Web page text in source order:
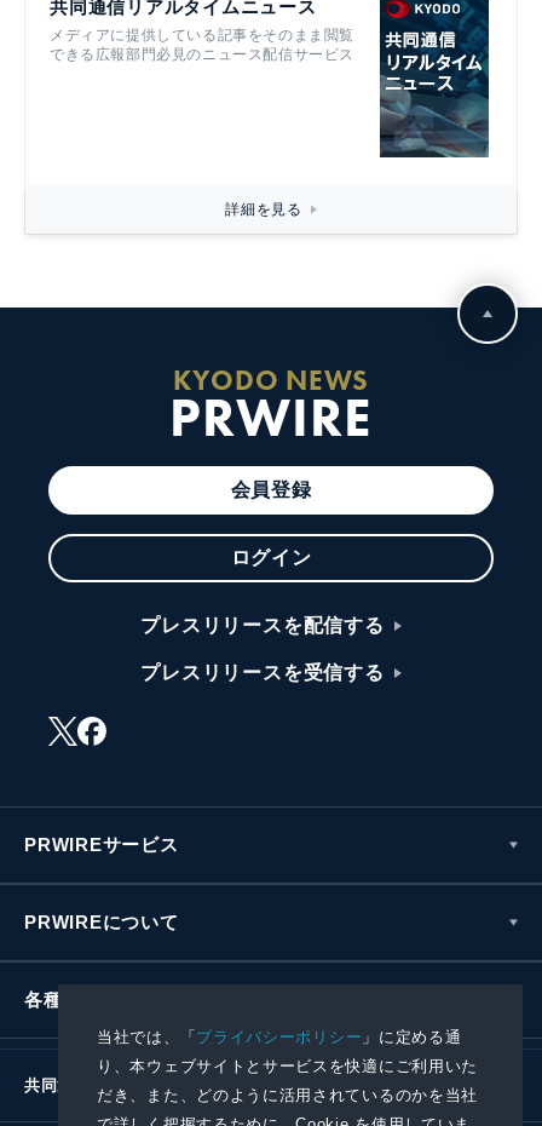
当社では、「プライバシーポリシー 」に定める通
り、本ウェブサイトとサービスを快適にご利用いた
だき、また、どのように活用されているのかを当社
共同通信リアルタイムニュース
メディアに提供している記事をそのまま閲覧
できる広報部門必見のニュース配信サービス
詳細を見る
KYODO NEWS
PRWIRE
会員登録
ログイン
プレスリリースを配信する
プレスリリースを受信する
PRWIREサービス
PRWIREについて
各種お問い合わせ
共同通信社グループ